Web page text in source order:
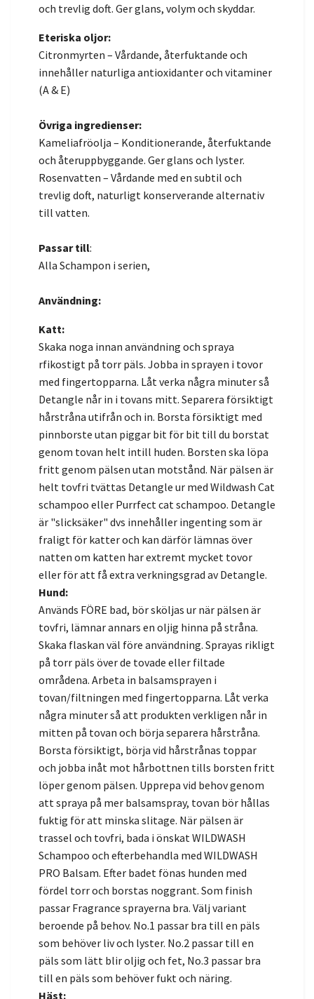
och trevlig doft. Ger glans, volym och skyddar.
Eteriska oljor:
Citronmyrten – Vårdande, återfuktande och
innehåller naturliga antioxidanter och vitaminer
(A & E)
Övriga ingredienser:
Kameliafröolja – Konditionerande, återfuktande
och återuppbyggande. Ger glans och lyster.
Rosenvatten – Vårdande med en subtil och
trevlig doft, naturligt konserverande alternativ
till vatten.
Passar till:
Alla Schampon i serien,
Användning:
Katt:
Skaka noga innan användning och spraya
rfikostigt på torr päls. Jobba in sprayen i tovor
med fingertopparna. Låt verka några minuter så
Detangle når in i tovans mitt. Separera försiktigt
hårstråna utifrån och in. Borsta försiktigt med
pinnborste utan piggar bit för bit till du borstat
genom tovan helt intill huden. Borsten ska löpa
fritt genom pälsen utan motstånd. När pälsen är
helt tovfri tvättas Detangle ur med Wildwash Cat
schampoo eller Purrfect cat schampoo. Detangle
är "slicksäker" dvs innehåller ingenting som är
fraligt för katter och kan därför lämnas över
natten om katten har extremt mycket tovor
eller för att få extra verkningsgrad av Detangle.
Hund:
Används FÖRE bad, bör sköljas ur när pälsen är
tovfri, lämnar annars en oljig hinna på stråna.
Skaka flaskan väl före användning. Sprayas rikligt
på torr päls över de tovade eller filtade
områdena. Arbeta in balsamsprayen i
tovan/filtningen med fingertopparna. Låt verka
några minuter så att produkten verkligen når in
mitten på tovan och börja separera hårstråna.
Borsta försiktigt, börja vid hårstrånas toppar
och jobba inåt mot hårbottnen tills borsten fritt
löper genom pälsen. Upprepa vid behov genom
att spraya på mer balsamspray, tovan bör hållas
fuktig för att minska slitage. När pälsen är
trassel och tovfri, bada i önskat WILDWASH
Schampoo och efterbehandla med WILDWASH
PRO Balsam. Efter badet fönas hunden med
fördel torr och borstas noggrant. Som finish
passar Fragrance sprayerna bra. Välj variant
beroende på behov. No.1 passar bra till en päls
som behöver liv och lyster. No.2 passar till en
päls som lätt blir oljig och fet, No.3 passar bra
till en päls som behöver fukt och näring.
Häst: